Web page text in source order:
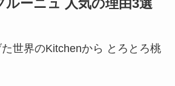
ルーニュ 人気の理由3選
世界のKitchenから とろとろ桃